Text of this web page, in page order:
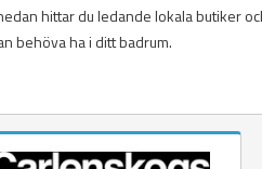
hittar du ledande lokala butiker
behöva ha i ditt badrum.